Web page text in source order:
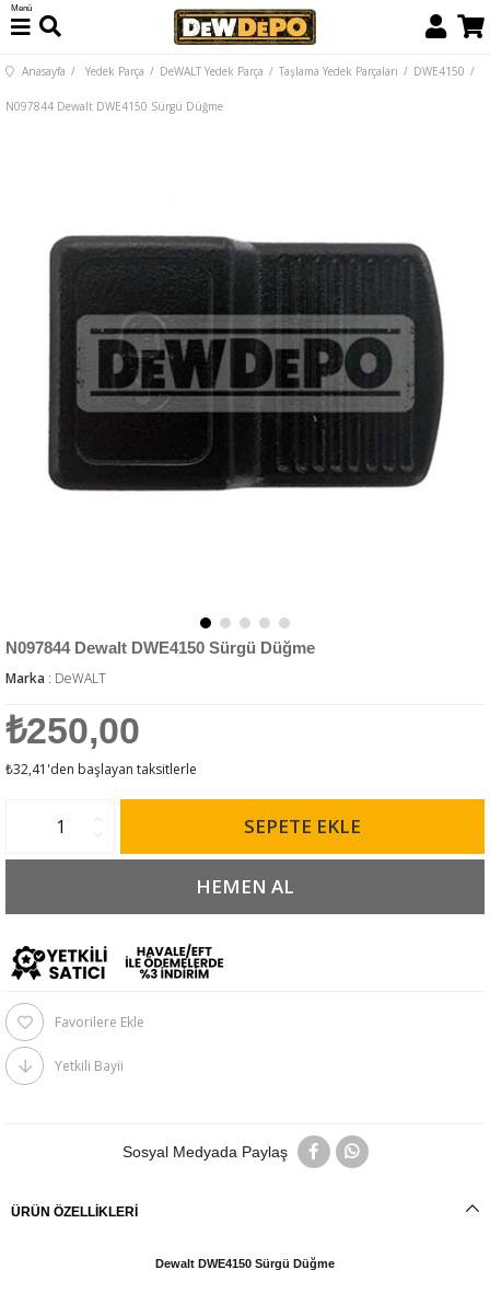
Menü
Anasayfa Yedek Parça DeWALT Yedek Parça Taşlama Yedek Parçaları DWE4150
N097844 Dewalt DWE4150 Sürgü Düğme
N097844 Dewalt DWE4150 Sürgü Düğme
Marka : DeWALT
₺250,00
₺32,41 'den başlayan taksitlerle
Favorilere Ekle
Yetkili Bayii
Sosyal Medyada Paylaş
ÜRÜN ÖZELLIKLERI
Dewalt DWE4150 Sürgü Düğme